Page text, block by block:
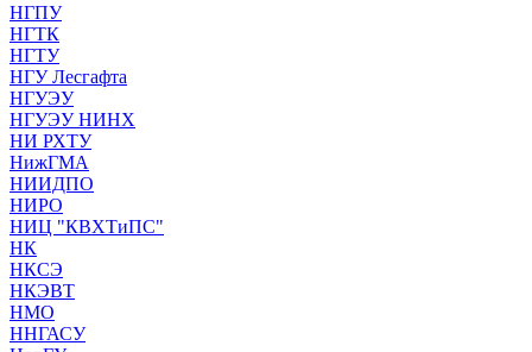
НГПУ
НГТК
НГТУ
НГУ Лесгафта
НГУЭУ
НГУЭУ НИНХ
НИ РХТУ
НижГМА
НИИДПО
НИРО
НИЦ "КВХТиПС"
НК
НКСЭ
НКЭВТ
НМО
ННГАСУ